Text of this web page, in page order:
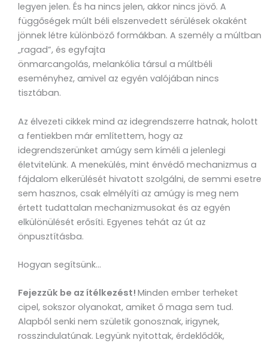
legyen jelen. És ha nincs jelen, akkor nincs jövő. A
függőségek múlt béli elszenvedett sérülések okaként
jönnek létre különböző formákban. A személy a múltban
„ragad”, és egyfajta
önmarcangolás, melankólia társul a múltbéli
eseményhez, amivel az egyén valójában nincs
tisztában.
Az élvezeti cikkek mind az idegrendszerre hatnak, holott
a fentiekben már említettem, hogy az
idegrendszerünket amúgy sem kíméli a jelenlegi
életvitelünk. A menekülés, mint énvédő mechanizmus a
fájdalom elkerülését hivatott szolgálni, de semmi esetre
sem hasznos, csak elmélyíti az amúgy is meg nem
értett tudattalan mechanizmusokat és az egyén
elkülönülését erősíti. Egyenes tehát az út az
önpusztításba.
Hogyan segítsünk…
Fejezzük be az ítélkezést! Minden ember terheket
cipel, sokszor olyanokat, amiket ő maga sem tud.
Alapból senki nem születik gonosznak, irigynek,
rosszindulatúnak. Legyünk nyitottak, érdeklődők,